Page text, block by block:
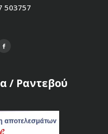
503757
/ Ραντεβού